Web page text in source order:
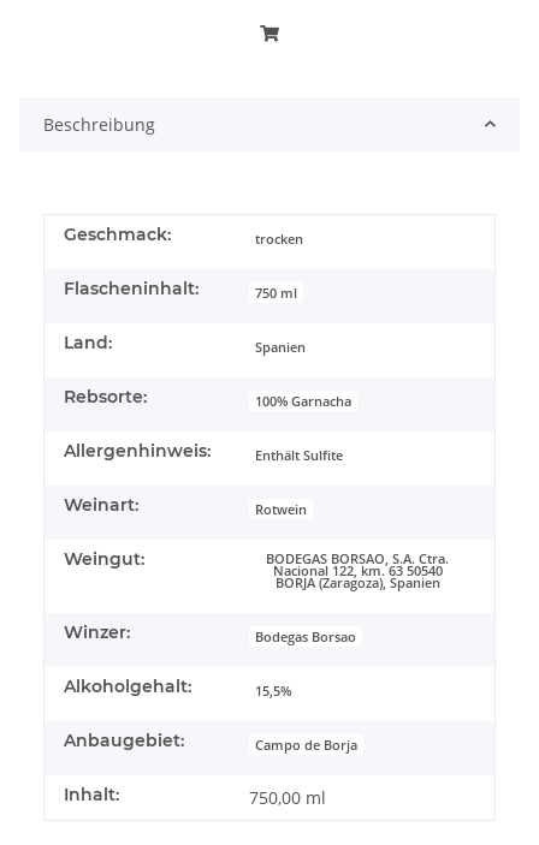
Beschreibung
Geschmack: trocken
Flascheninhalt: 750 ml
Land: Spanien
Rebsorte: 100% Garnacha
Allergenhinweis: Enthält Sulfite
Weinart: Rotwein
Weingut: BODEGAS BORSAO, S.A. Ctra.
Nacional 122, km. 63 50540
BORJA (Zaragoza), Spanien
Winzer: Bodegas Borsao
Alkoholgehalt: 15,5%
Anbaugebiet: Campo de Borja
Inhalt: 750,00 ml